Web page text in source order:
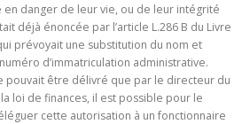
en danger de leur vie, ou de leur intégrité
déjà énoncée par l’article L.286 B du Livre
prévoyait une substitution du nom et
d’immatriculation administrative.
pouvait être délivré que par le directeur du
loi de finances, il est possible pour le
cette autorisation à un fonctionnaire